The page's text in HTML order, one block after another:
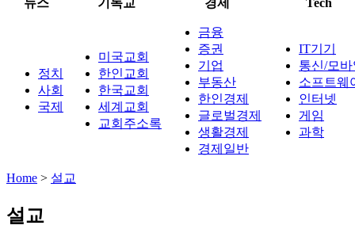
뉴스
기독교 경제 Tech
정치
사회
국제
미국교회
한인교회
한국교회
세계교회
교회주소록
금융
증권
기업
부동산
한인경제
글로벌경제
생활경제
경제일반
IT기기
통신/모
소프트웨
인터넷
게임
과학
Home > 설교
설교